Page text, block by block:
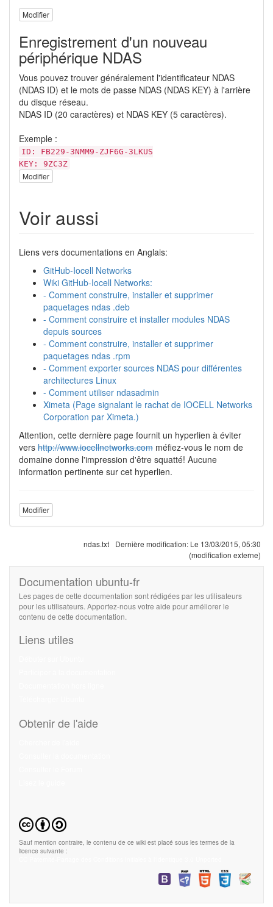
Modifier
Enregistrement d'un nouveau
périphérique NDAS
Vous pouvez trouver généralement l'identificateur NDAS
(NDAS ID) et le mots de passe NDAS (NDAS KEY) à l'arrière
du disque réseau.
NDAS ID (20 caractères) et NDAS KEY (5 caractères).
Exemple :
ID: FB229-3NMM9-ZJF6G-3LKUS
KEY: 9ZC3Z
Modifier
Voir aussi
Liens vers documentations en Anglais:
GitHub-Iocell Networks
Wiki GitHub-Iocell Networks:
- Comment construire, installer et supprimer
paquetages ndas .deb
- Comment construire et installer modules NDAS
depuis sources
- Comment construire, installer et supprimer
paquetages ndas .rpm
- Comment exporter sources NDAS pour différentes
architectures Linux
- Comment utiliser ndasadmin
Ximeta (Page signalant le rachat de IOCELL Networks
Corporation par Ximeta.)
Attention, cette dernière page fournit un hyperlien à éviter
vers http://www.iocellnetworks.com méfiez-vous le nom de
domaine donne l'impression d'être squatté! Aucune
information pertinente sur cet hyperlien.
Modifier
ndas.txt Dernière modification: Le 13/03/2015, 05:30
(modification externe)
Documentation ubuntu-fr
Les pages de cette documentation sont rédigées par les utilisateurs
pour les utilisateurs. Apportez-nous votre aide pour améliorer le
contenu de cette documentation.
Liens utiles
Obtenir de l'aide
Sauf mention contraire, le contenu de ce wiki est placé sous les termes de la
licence suivante :